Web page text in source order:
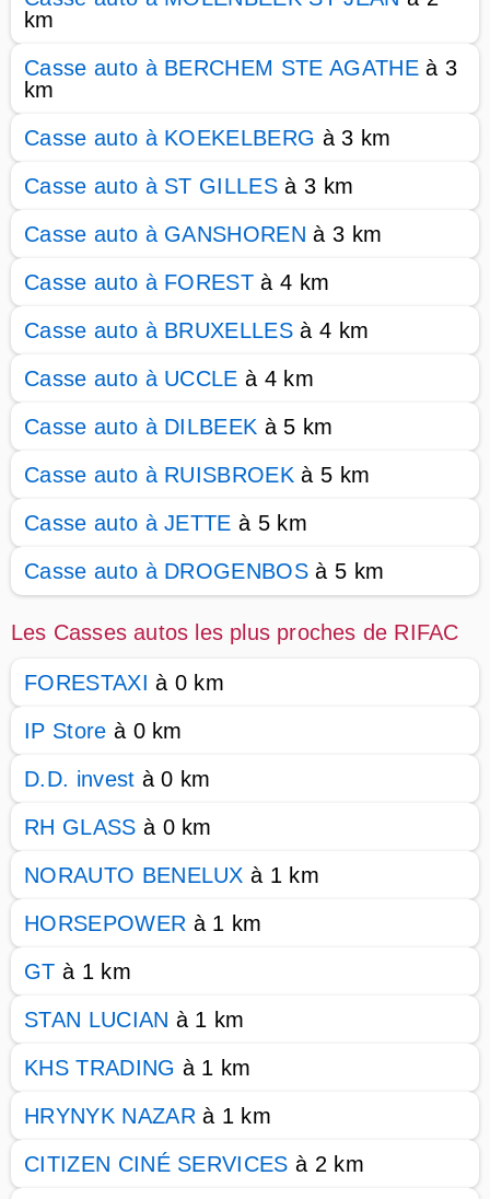
km
Casse auto à BERCHEM STE AGATHEà 3
km
Casse auto à KOEKELBERG à 3 km
Casse auto à ST GILLES à 3 km
Casse auto à GANSHOREN à 3 km
Casse auto à FOREST à 4 km
Casse auto à BRUXELLES à 4 km
Casse auto à UCCLE à 4 km
Casse auto à DILBEEK à 5 km
Casse auto à RUISBROEK à 5 km
Casse auto à JETTE à 5 km
Casse auto à DROGENBOS à 5 km
Les Casses autos les plus proches de RIFAC
FORESTAXI à 0 km
IP Store à 0 km
D.D. invest à 0 km
RH GLASS à 0 km
NORAUTO BENELUX à 1 km
HORSEPOWER à 1 km
GT à 1 km
STAN LUCIAN à 1 km
KHS TRADING à 1 km
HRYNYK NAZAR à 1 km
CITIZEN CINÉ SERVICES à 2 km